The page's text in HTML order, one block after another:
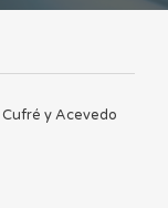
y Acevedo